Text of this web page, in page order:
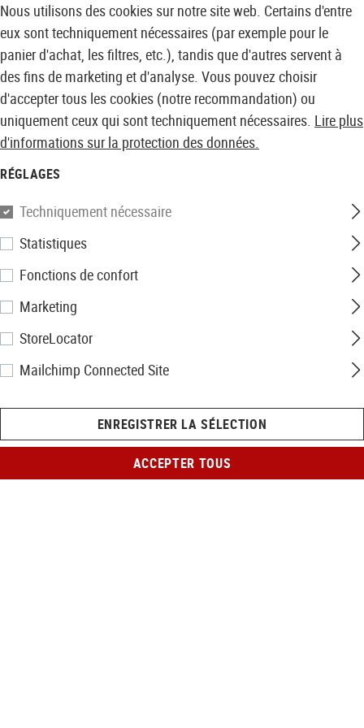
Nous utilisons des cookies sur notre site web. Certains d'entre
eux sont techniquement nécessaires (par exemple pour le
panier d'achat, les filtres, etc.), tandis que d'autres servent à
des fins de marketing et d'analyse. Vous pouvez choisir
d'accepter tous les cookies (notre recommandation) ou
uniquement ceux qui sont techniquement nécessaires. Lire plus
d'informations sur la protection des données.
RÉGLAGES
Techniquement nécessaire
Statistiques
Fonctions de confort
Marketing
StoreLocator
Mailchimp Connected Site
ENREGISTRER LA SÉLECTION
ACCEPTER TOUS